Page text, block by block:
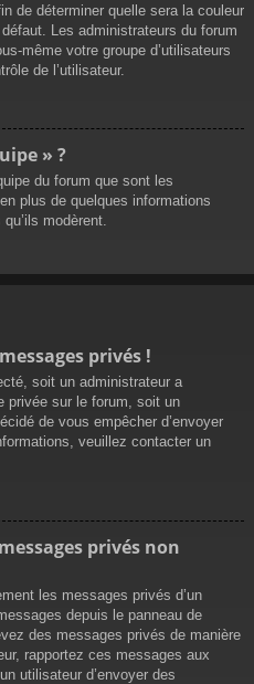
de déterminer quelle sera la couleur
Les administrateurs du forum
même votre groupe d’utilisateurs
de l’utilisateur.
» ?
du forum que sont les
plus de quelques informations
modèrent.
privés !
soit un administrateur a
privée sur le forum, soit un
de vous empêcher d’envoyer
veuillez contacter un
privés non
les messages privés d’un
depuis le panneau de
des messages privés de manière
rapportez ces messages aux
utilisateur d’envoyer des